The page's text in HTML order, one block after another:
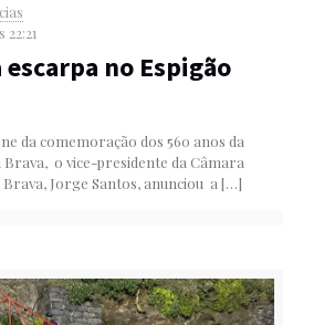
no Espigão
da comemoração dos 560 anos da
Brava, o vice-presidente da Câmara
Brava, Jorge Santos, anunciou a […]